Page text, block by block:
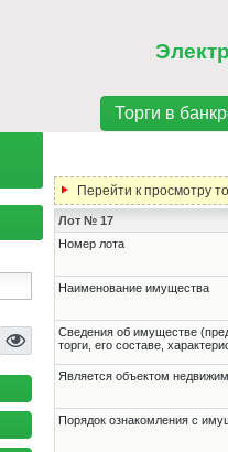
Торги в
Перейти к просмотру
Лот № 17
Номер лота
Наименование имущества
Cведения об имуществе
торги, его составе,
Является объектом
Порядок ознакомления с